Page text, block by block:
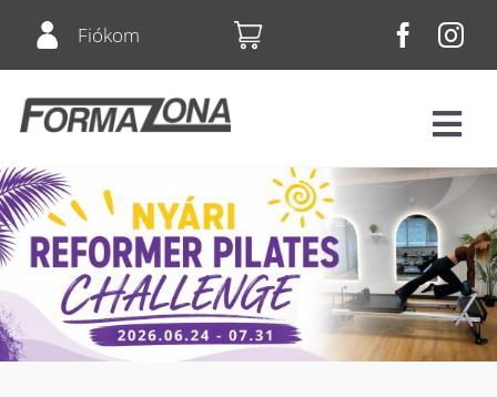
content
Fiókom
Fitnesz
Bérletek
Csoportos órák